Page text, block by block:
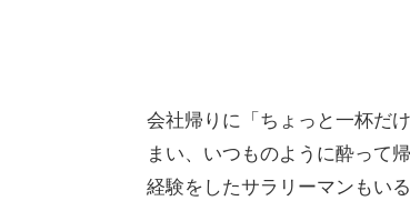
会社帰りに「ちょっと一杯だ
まい、いつものように酔って
経験をしたサラリーマンもいる